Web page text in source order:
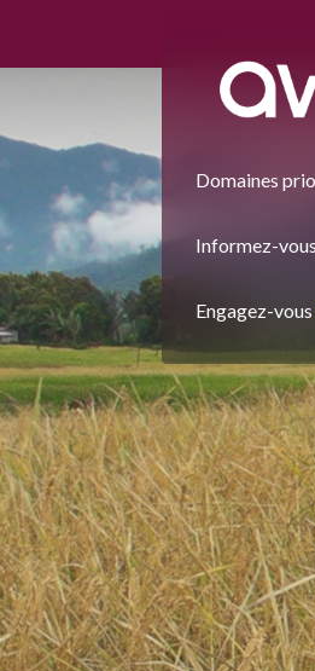
Domaines
Informez-vous
Engagez-vous